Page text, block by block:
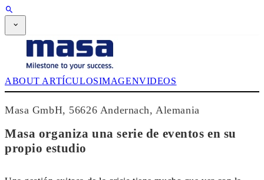
CPI-TV
BUYERS' GUIDE
JOB BRIDGE
PUBLICIDAD
ABOUT ARTÍCULOSIMAGENVIDEOS
Masa GmbH, 56626 Andernach, Alemania
Masa organiza una serie de eventos en su
propio estudio